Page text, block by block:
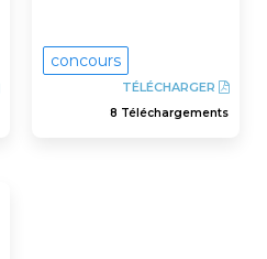
concours
TÉLÉCHARGER
8 Téléchargements